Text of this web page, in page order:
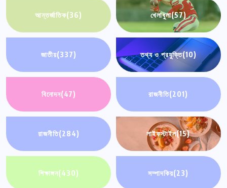
আন্তর্জাতিক(36) খেলাধুলা(57)
জাতীয়(337) তথ্য ও প্রযুক্তি(10)
বিনোদন(47) রাজনীতি(201)
রাজনীতি(284) লাইফস্টাইল(15)
শিক্ষাঙ্গন(430) সম্পাদকিয়(23)